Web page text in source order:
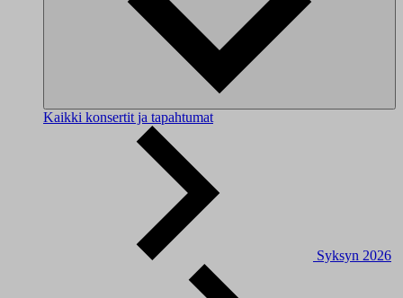
Kaikki konsertit ja tapahtumat
Syksyn 2026